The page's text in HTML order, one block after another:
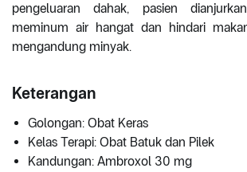
pengeluaran dahak, pasien
meminum air hangat dan hindari
mengandung minyak.
Keterangan
Golongan: Obat Keras
Kelas Terapi: Obat Batuk dan Pilek
Kandungan: Ambroxol 30 mg